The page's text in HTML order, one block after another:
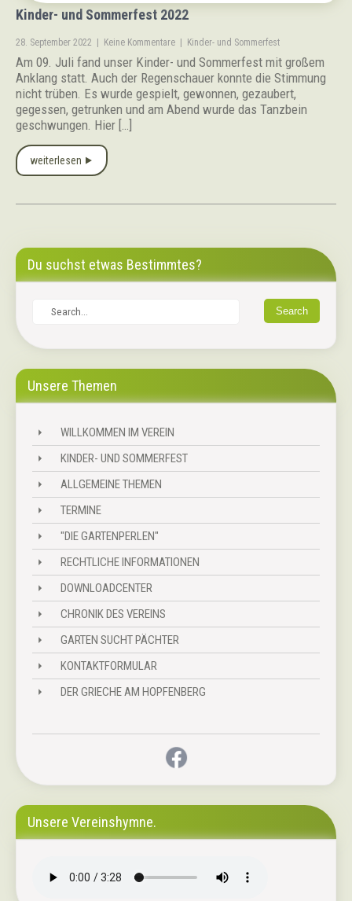
Kinder- und Sommerfest 2022
28. September 2022 Keine Kommentare Kinder- und Sommerfest
Am 09. Juli fand unser Kinder- und Sommerfest mit großem
Anklang statt. Auch der Regenschauer konnte die Stimmung
nicht trüben. Es wurde gespielt, gewonnen, gezaubert,
gegessen, getrunken und am Abend wurde das Tanzbein
geschwungen. Hier […]
weiterlesen ⯈
Du suchst etwas Bestimmtes?
Unsere Themen
⏵ WILLKOMMEN IM VEREIN
⏵ KINDER- UND SOMMERFEST
⏵ ALLGEMEINE THEMEN
⏵ TERMINE
⏵ "DIE GARTENPERLEN"
⏵ RECHTLICHE INFORMATIONEN
⏵ DOWNLOADCENTER
⏵ CHRONIK DES VEREINS
⏵ GARTEN SUCHT PÄCHTER
⏵ KONTAKTFORMULAR
⏵ DER GRIECHE AM HOPFENBERG
Unsere Vereinshymne.